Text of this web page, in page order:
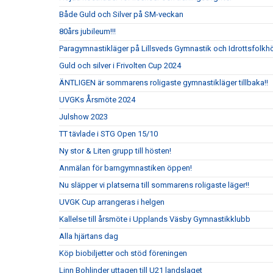
Både Guld och Silver på SM-veckan
80års jubileum!!!
Paragymnastikläger på Lillsveds Gymnastik och
Guld och silver i Frivolten Cup 2024
ÄNTLIGEN är sommarens roligaste gymnastikläger tillbaka!!
UVGKs Årsmöte 2024
Julshow 2023
TT tävlade i STG Open 15/10
Ny stor & Liten grupp till hösten!
Anmälan för barngymnastiken öppen!
Nu släpper vi platserna till sommarens roligaste läger!!
UVGK Cup arrangeras i helgen
Kallelse till årsmöte i Upplands Väsby Gymnastikklubb
Alla hjärtans dag
Köp biobiljetter och stöd föreningen
Linn Bohlinder uttagen till U21 landslaget